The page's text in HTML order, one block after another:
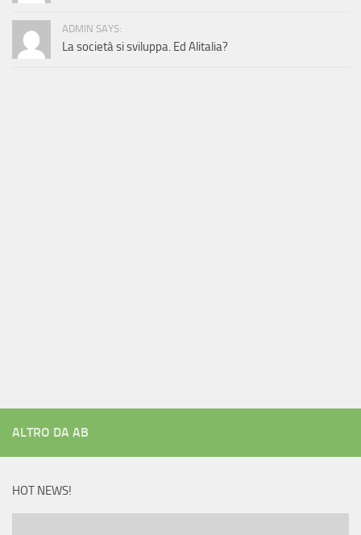
ADMIN SAYS:
La società si sviluppa. Ed Alitalia?
ALTRO DA AB
HOT NEWS!